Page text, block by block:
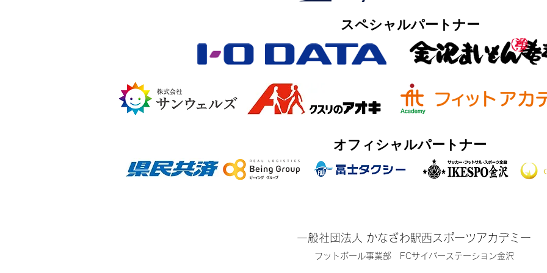
​スペシャルパートナー
オフィシャルパートナー
一般社団法人 かなざわ駅西スポーツアカデミー
​フットボール事業部 FCサイバーステーション金沢